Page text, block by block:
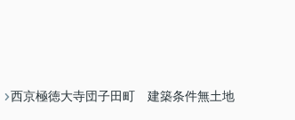
西京極徳大寺団子田町 建築条件無土地